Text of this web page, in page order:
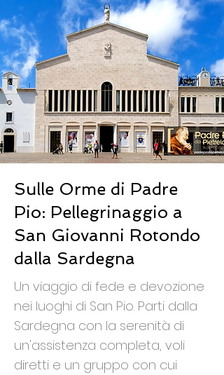
Sulle Orme di Padre
Pio: Pellegrinaggio a
San Giovanni Rotondo
dalla Sardegna
Un viaggio di fede e devozione
nei luoghi di San Pio. Parti dalla
Sardegna con la serenità di
un'assistenza completa, voli
diretti e un gruppo con cui